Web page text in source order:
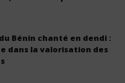
Bénin chanté en dendi :
dans la valorisation des